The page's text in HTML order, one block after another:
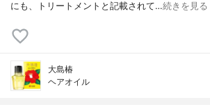
にも、トリートメントと記載されて…続きを見る
大島椿
ヘアオイル